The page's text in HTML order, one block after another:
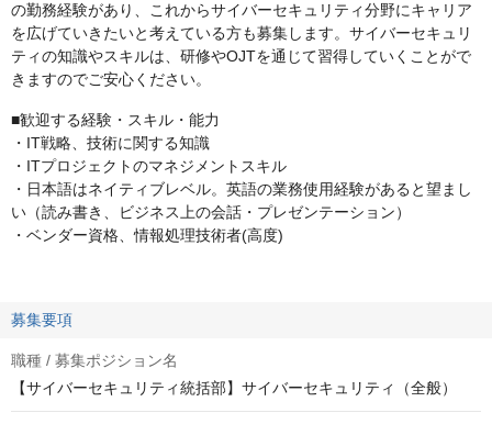
の勤務経験があり、これからサイバーセキュリティ分野にキャリア
を広げていきたいと考えている方も募集します。サイバーセキュリ
ティの知識やスキルは、研修やOJTを通じて習得していくことがで
きますのでご安心ください。
■歓迎する経験・スキル・能力
・IT戦略、技術に関する知識
・ITプロジェクトのマネジメントスキル
・日本語はネイティブレベル。英語の業務使用経験があると望まし
い（読み書き、ビジネス上の会話・プレゼンテーション）
・ベンダー資格、情報処理技術者(高度)
募集要項
職種 / 募集ポジション名
【サイバーセキュリティ統括部】サイバーセキュリティ（全般）